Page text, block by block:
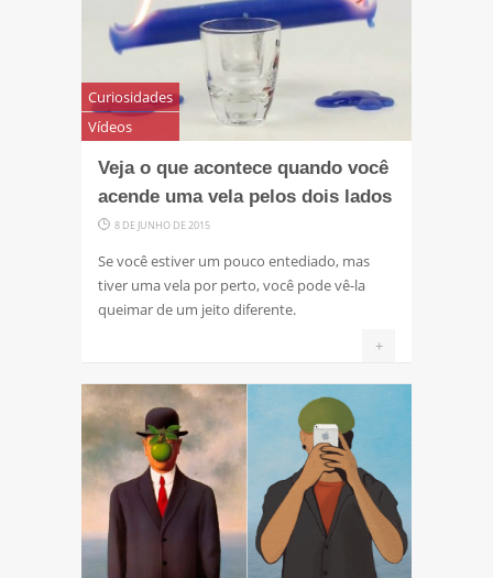
Curiosidades
Vídeos
Veja o que acontece quando você
acende uma vela pelos dois lados
8 DE JUNHO DE 2015
Se você estiver um pouco entediado, mas
tiver uma vela por perto, você pode vê-la
queimar de um jeito diferente.
+